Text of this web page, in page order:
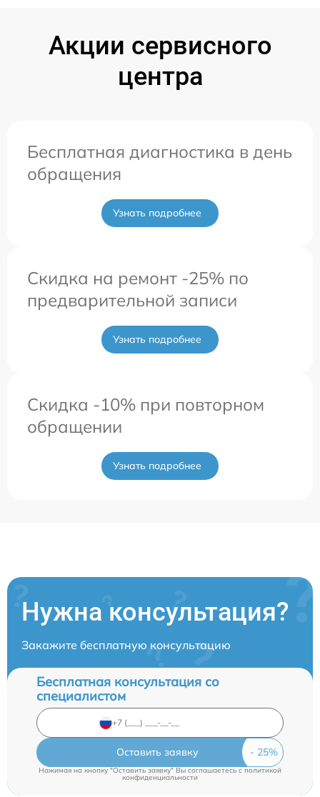
Акции сервисного
центра
Бесплатная диагностика в день
обращения
Узнать подробнее
Скидка на ремонт -25% по
предварительной записи
Узнать подробнее
Скидка -10% при повторном
обращении
Узнать подробнее
Нужна консультация?
Закажите бесплатную консультацию
Бесплатная консультация со
специалистом
Оставить заявку
Нажимая на кнопку "Оставить заявку" Вы соглашаетесь cполитикой
конфиденциальности